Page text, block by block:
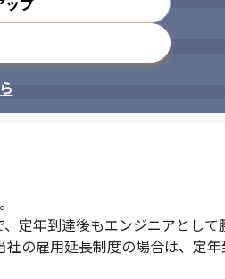
定年到達後もエンジニアとして
の雇用延長制度の場合は、定